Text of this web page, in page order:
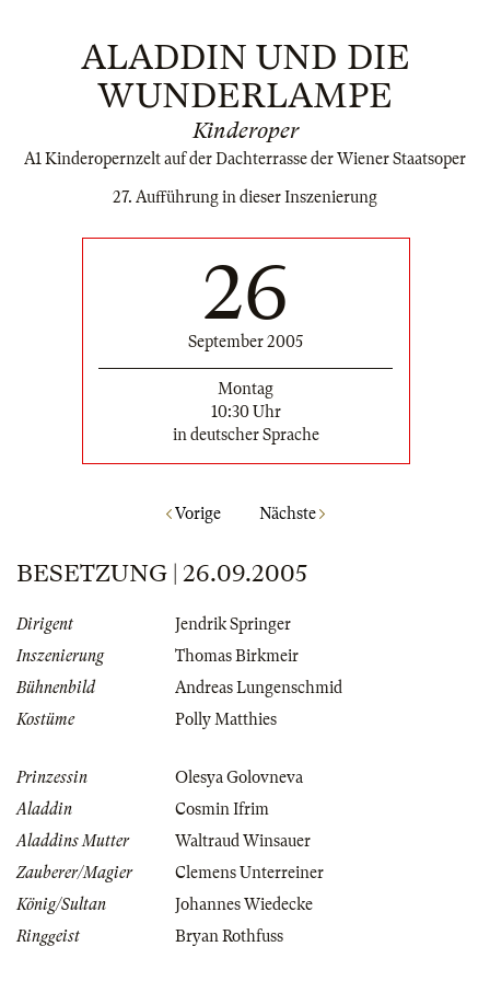
ALADDIN UND DIE
WUNDERLAMPE
Kinderoper
A1 Kinderopernzelt auf der Dachterrasse der Wiener Staatsoper
27. Aufführung in dieser Inszenierung
26
September 2005
Montag
10:30 Uhr
in deutscher Sprache
Vorige Nächste
BESETZUNG | 26.09.2005
Dirigent
Jendrik Springer
Inszenierung
Thomas Birkmeir
Bühnenbild
Andreas Lungenschmid
Kostüme
Polly Matthies
Prinzessin
Olesya Golovneva
Aladdin
Cosmin Ifrim
Aladdins Mutter
Waltraud Winsauer
Zauberer/Magier
Clemens Unterreiner
König/Sultan
Johannes Wiedecke
Ringgeist
Bryan Rothfuss